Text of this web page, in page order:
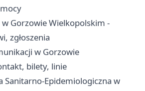
Gorzowie Wielkopolskim -
zgłoszenia
w Gorzowie
bilety, linie
Sanitarno-Epidemiologiczna w